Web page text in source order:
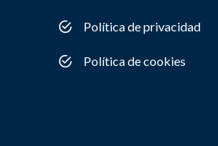
Política de privacidad
Política de cookies